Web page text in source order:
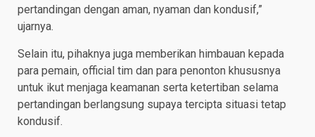
pertandingan dengan aman, nyaman dan kondusif,”
ujarnya.
Selain itu, pihaknya juga memberikan himbauan kepada
para pemain, official tim dan para penonton khususnya
untuk ikut menjaga keamanan serta ketertiban selama
pertandingan berlangsung supaya tercipta situasi tetap
kondusif.